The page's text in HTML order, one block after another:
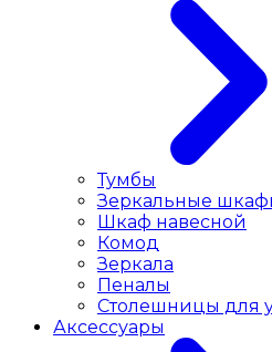
Тумбы
Зеркальные
Шкаф навесной
Комод
Зеркала
Пеналы
Столешницы для
Аксессуары